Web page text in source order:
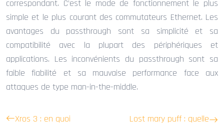
correspondant. C’est le mode de fonctionnement le plus
simple et le plus courant des commutateurs Ethernet. Les
avantages du passthrough sont sa simplicité et sa
compatibilité avec la plupart des périphériques et
applications. Les inconvénients du passthrough sont sa
faible fiabilité et sa mauvaise performance face aux
attaques de type man-in-the-middle.
Xros 3 : en quoi
Lost mary puff : quelle